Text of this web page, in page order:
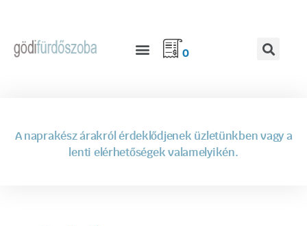
0
A naprakész árakról érdeklődjenek üzletünkben vagy a
lenti elérhetőségek valamelyikén.